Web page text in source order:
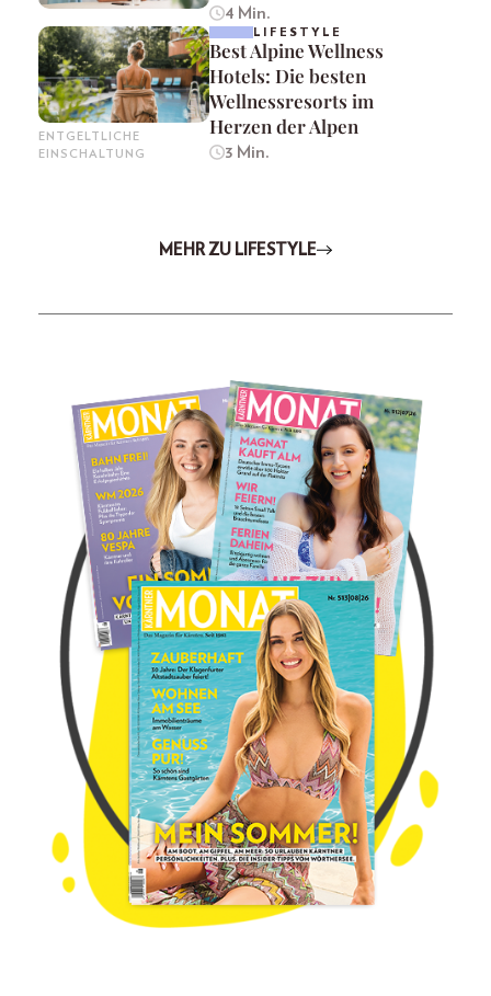
4 Min.
ENTGELTLICHE
EINSCHALTUNG
LIFESTYLE
Best Alpine Wellness
Hotels: Die besten
Wellnessresorts im
Herzen der Alpen
3 Min.
MEHR ZU LIFESTYLE